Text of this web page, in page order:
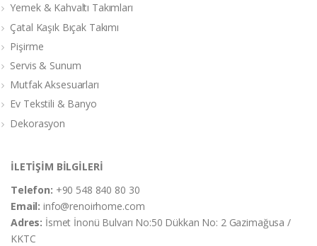
Yemek & Kahvaltı Takımları
Çatal Kaşık Bıçak Takımı
Pişirme
Servis & Sunum
Mutfak Aksesuarları
Ev Tekstili & Banyo
Dekorasyon
İLETİŞİM BİLGİLERİ
Telefon: +90 548 840 80 30
Email:info@renoirhome.com
Adres: İsmet İnonü Bulvarı No:50 Dükkan No: 2 Gazimağusa /
KKTC